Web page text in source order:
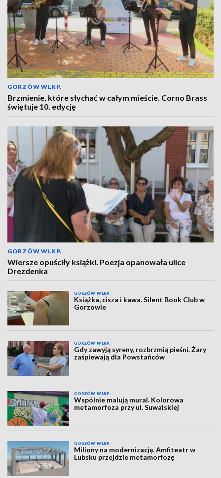
GORZÓW WLKP.
Brzmienie, które słychać w całym mieście. Corno Brass
świętuje 10. edycję
GORZÓW WLKP.
Wiersze opuściły książki. Poezja opanowała ulice
Drezdenka
GORZÓW WLKP.
Książka, cisza i kawa. Silent Book Club w
Gorzowie
GORZÓW WLKP.
Gdy zawyją syreny, rozbrzmią pieśni. Żary
zaśpiewają dla Powstańców
GORZÓW WLKP.
Wspólnie malują mural. Kolorowa
metamorfoza przy ul. Suwalskiej
GORZÓW WLKP.
Miliony na modernizację. Amfiteatr w
Lubsku przejdzie metamorfozę